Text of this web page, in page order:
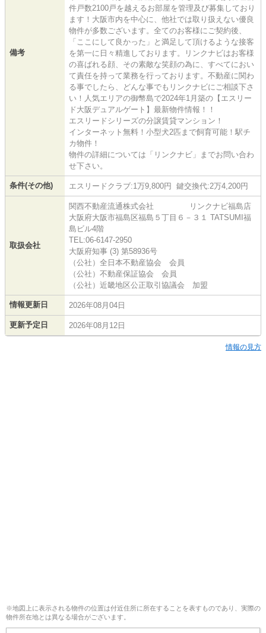
備考
件戸数2100戸を越えるお部屋を管理及び募集しており
ます！大阪市内を中心に、他社では取り扱えない優良
物件が多数ございます。全てのお客様にご契約後、
「ここにして良かった」と満足して頂けるような接客
を第一に日々精進しております。リンクナビはお客様
の喜ばれる顔、その素敵な笑顔の為に、すべてにおい
て責任を持って業務を行っております。不動産に関わ
る事でしたら、どんな事でもリンクナビにご相談下さ
い！人気エリアの御幣島で2024年1月築の【エスリー
ド大阪デュアルゲート】最新物件情報！！
エスリードシリーズの分譲賃貸マンション！
インターネット無料！小型犬2匹まで飼育可能！駅チ
カ物件！
物件の詳細については「リンクナビ」までお問い合わ
せ下さい。
条件(その他) エスリードクラブ:1万9,800円 鍵交換代:2万4,200円
取扱会社
関西不動産流通株式会社 リンクナビ福島店
大阪府大阪市福島区福島５丁目６－３１ TATSUMI福
島ビル4階
TEL:06-6147-2950
大阪府知事 (3) 第58936号
（公社）全日本不動産協会 会員
（公社）不動産保証協会 会員
（公社）近畿地区公正取引協議会 加盟
情報更新日 2026年08月04日
更新予定日 2026年08月12日
情報の見方
※地図上に表示される物件の位置は付近住所に所在することを表すものであり、実際の
物件所在地とは異なる場合がございます。